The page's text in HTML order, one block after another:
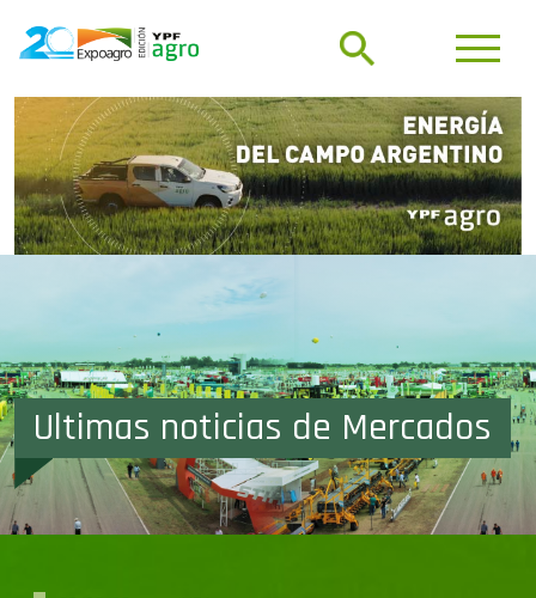
Ultimas noticias de Mercados